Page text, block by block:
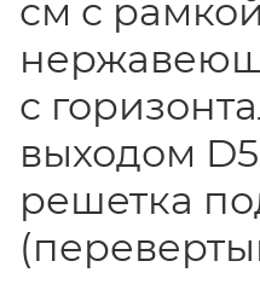
см с
с
выходом
решетка